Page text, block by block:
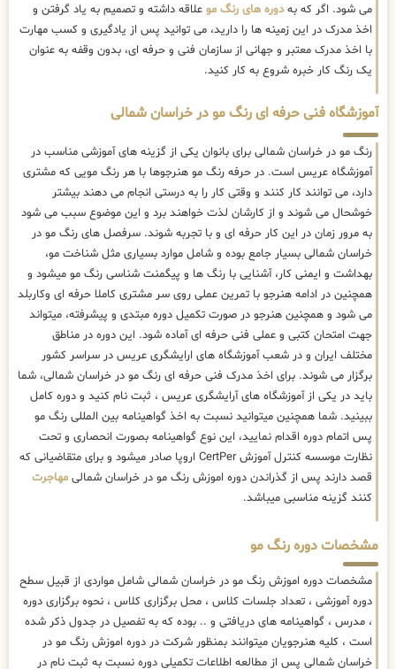
می شود. اگر که بهدوره های رنگ مو علاقه داشته و تصمیم به یاد گرفتن و
اخذ مدرک در این زمینه ها را دارید، می توانید پس از یادگیری و کسب مهارت
با اخذ مدرک معتبر و جهانی از سازمان فنی و حرفه ای، بدون وقفه به عنوان
یک رنگ کار خبره شروع به کار کنید.
آموزشگاه فنی حرفه ای رنگ مو در خراسان شمالی
رنگ مو در خراسان شمالی برای بانوان یکی از گزینه های آموزشی مناسب در
آموزشگاه عریس است. در حرفه رنگ مو هنرجوها با هر رنگ مویی که مشتری
دارد، می توانند کار کنند و وقتی کار را به درستی انجام می دهند بیشتر
خوشحال می شوند و از کارشان لذت خواهند برد و این موضوع سبب می شود
به مرور زمان در این کار حرفه ای و با تجربه شوند. سرفصل های رنگ مو در
خراسان شمالی بسیار جامع بوده و شامل موارد بسیاری مثل شناخت مو،
بهداشت و ایمنی کار، آشنایی با رنگ ها و پیگمنت شناسی رنگ مو میشود و
همچنین در ادامه هنرجو با تمرین عملی روی سر مشتری کاملا حرفه ای وکاربلد
می شود و همچنین هنرجو در صورت تکمیل دوره مبتدی و پیشرفته، میتواند
جهت امتحان کتبی و عملی فنی حرفه ای آماده شود. این دوره در مناطق
مختلف ایران و در شعب آموزشگاه های ارایشگری عریس در سراسر کشور
برگزار می شوند. برای اخذ مدرک فنی حرفه ای رنگ مو در خراسان شمالی، شما
باید در یکی از آموزشگاه های آرایشگری عریس ، ثبت نام کنید و دوره کامل
ببینید. شما همچنین میتوانید نسبت به اخذ گواهینامه بین المللی رنگ مو
پس اتمام دوره اقدام نمایید، این نوع گواهینامه بصورت انحصاری و تحت
نظارت موسسه کنترل آموزش CertPer اروپا صادر میشود و برای متقاضیانی که
قصد دارند پس از گذراندن دوره اموزش رنگ مو در خراسان شمالی مهاجرت
کنند گزینه مناسبی میباشد.
مشخصات دوره رنگ مو
مشخصات دوره اموزش رنگ مو در خراسان شمالی شامل مواردی از قبیل سطح
دوره آموزشی ، تعداد جلسات کلاس ، محل برگزاری کلاس ، نحوه برگزاری دوره
، مدرس ، گواهینامه های دریافتی و .. بوده که به تفصیل در جدول ذکر شده
است ، کلیه هنرجویان میتوانند بمنظور شرکت در دوره اموزش رنگ مو در
خراسان شمالی پس از مطالعه اطلاعات تکمیلی دوره نسبت به ثبت نام در